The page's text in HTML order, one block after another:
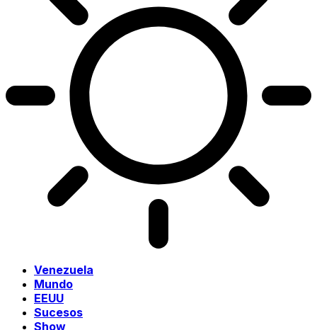
Venezuela
Mundo
EEUU
Sucesos
Show